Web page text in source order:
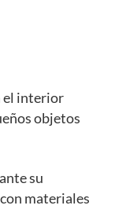
el interior
objetos
su
materiales